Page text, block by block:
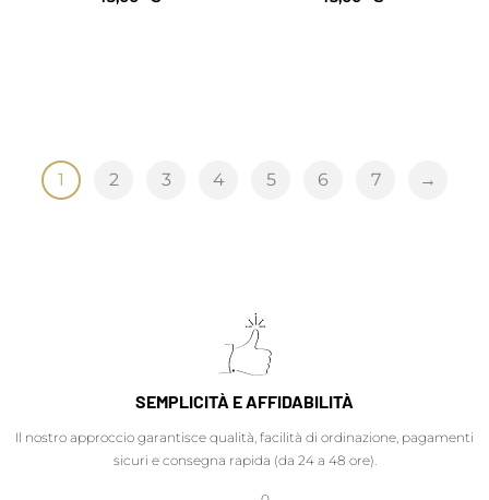
1 2 3 4 5 6 7 →
SEMPLICITÀ E AFFIDABILITÀ
Il nostro approccio garantisce qualità, facilità di ordinazione, pagamenti
sicuri e consegna rapida (da 24 a 48 ore).